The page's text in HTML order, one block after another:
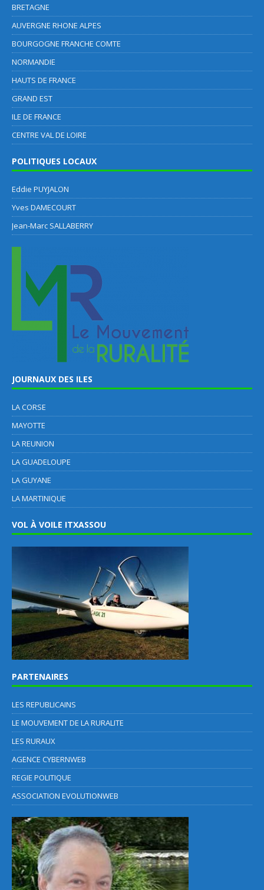
BRETAGNE
AUVERGNE RHONE ALPES
BOURGOGNE FRANCHE COMTE
NORMANDIE
HAUTS DE FRANCE
GRAND EST
ILE DE FRANCE
CENTRE VAL DE LOIRE
POLITIQUES LOCAUX
Eddie PUYJALON
Yves DAMECOURT
Jean-Marc SALLABERRY
JOURNAUX DES ILES
LA CORSE
MAYOTTE
LA REUNION
LA GUADELOUPE
LA GUYANE
LA MARTINIQUE
VOL À VOILE ITXASSOU
PARTENAIRES
LES REPUBLICAINS
LE MOUVEMENT DE LA RURALITE
LES RURAUX
AGENCE CYBERNWEB
REGIE POLITIQUE
ASSOCIATION EVOLUTIONWEB